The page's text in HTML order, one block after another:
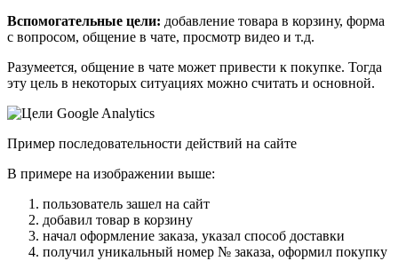
Вспомогательные цели: добавление товара в корзину, форма
с вопросом, общение в чате, просмотр видео и т.д.
Разумеется, общение в чате может привести к покупке. Тогда
эту цель в некоторых ситуациях можно считать и основной.
Пример последовательности действий на сайте
В примере на изображении выше:
пользователь зашел на сайт
добавил товар в корзину
начал оформление заказа, указал способ доставки
получил уникальный номер № заказа, оформил покупку